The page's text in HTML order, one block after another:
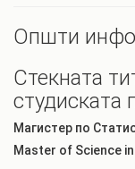
Општи
Стекната
студиската
Магистер по
Master of Science